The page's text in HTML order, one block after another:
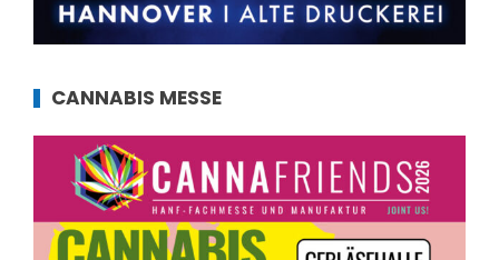
CANNABIS MESSE